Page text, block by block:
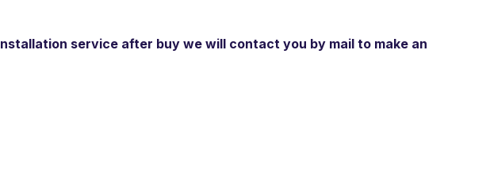
service after buy we will contact you by mail to make an